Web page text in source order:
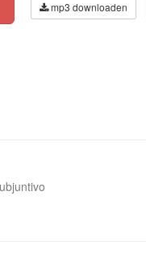
mp3 downloaden